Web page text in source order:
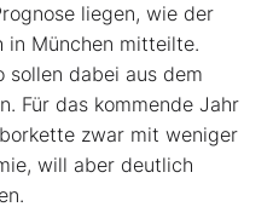
liegen, wie der
in München mitteilte.
sollen dabei aus dem
Für das kommende Jahr
zwar mit weniger
will aber deutlich